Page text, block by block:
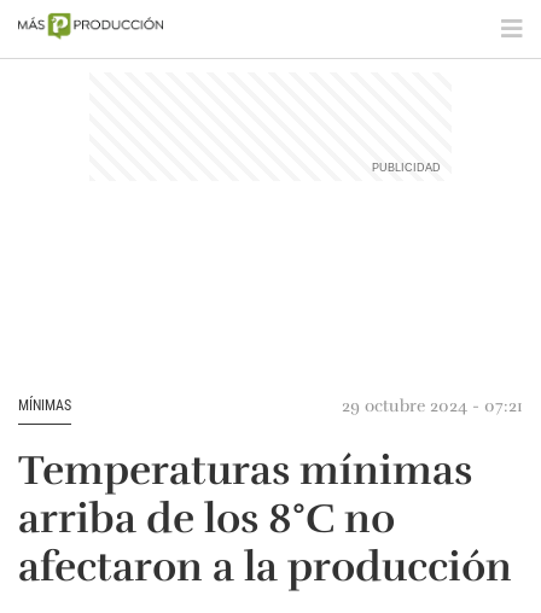
MÍNIMAS 29 octubre 2024 - 07:21
Temperaturas mínimas
arriba de los 8°C no
afectaron a la producción